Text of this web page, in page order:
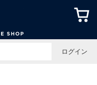
侍ジャパ
ログイン